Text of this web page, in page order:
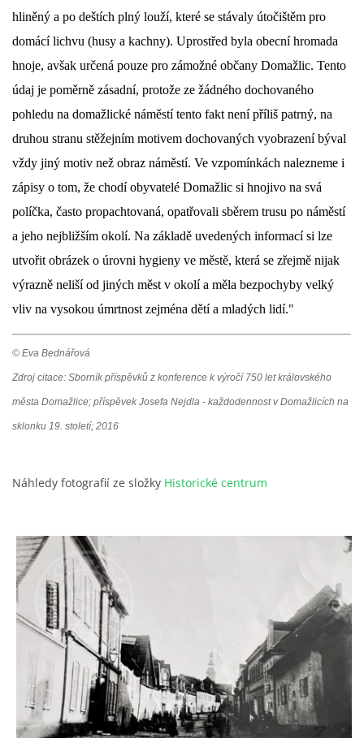
hliněný a po deštích plný louží, které se stávaly útočištěm pro
domácí lichvu (husy a kachny). Uprostřed byla obecní hromada
hnoje, avšak určená pouze pro zámožné občany Domažlic. Tento
údaj je poměrně zásadní, protože ze žádného dochovaného
pohledu na domažlické náměstí tento fakt není příliš patrný, na
druhou stranu stěžejním motivem dochovaných vyobrazení býval
vždy jiný motiv než obraz náměstí. Ve vzpomínkách nalezneme i
zápisy o tom, že chodí obyvatelé Domažlic si hnojivo na svá
políčka, často propachtovaná, opatřovali sběrem trusu po náměstí
a jeho nejbližším okolí. Na základě uvedených informací si lze
utvořit obrázek o úrovni hygieny ve městě, která se zřejmě nijak
výrazně neliší od jiných měst v okolí a měla bezpochyby velký
vliv na vysokou úmrtnost zejména dětí a mladých lidí."
© Eva Bednářová
Zdroj citace: Sborník příspěvků z konference k výročí 750 let královského
města Domažlice; příspěvek Josefa Nejdla - každodennost v Domažlicích na
sklonku 19. století; 2016
Náhledy fotografií ze složky Historické centrum